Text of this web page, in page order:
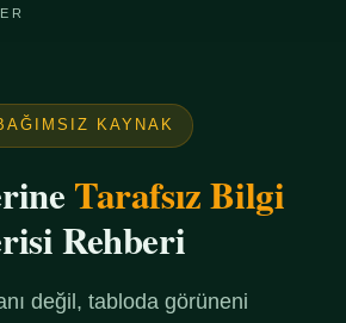
KAYNAK
Tarafsız Bilgi
Rehberi
değil, tabloda görüneni